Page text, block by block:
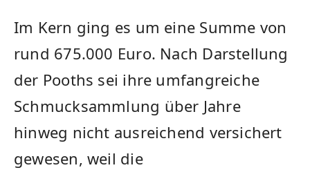
Im Kern ging es um eine Summe von
rund 675.000 Euro. Nach Darstellung
der Pooths sei ihre umfangreiche
Schmucksammlung über Jahre
hinweg nicht ausreichend versichert
gewesen, weil die